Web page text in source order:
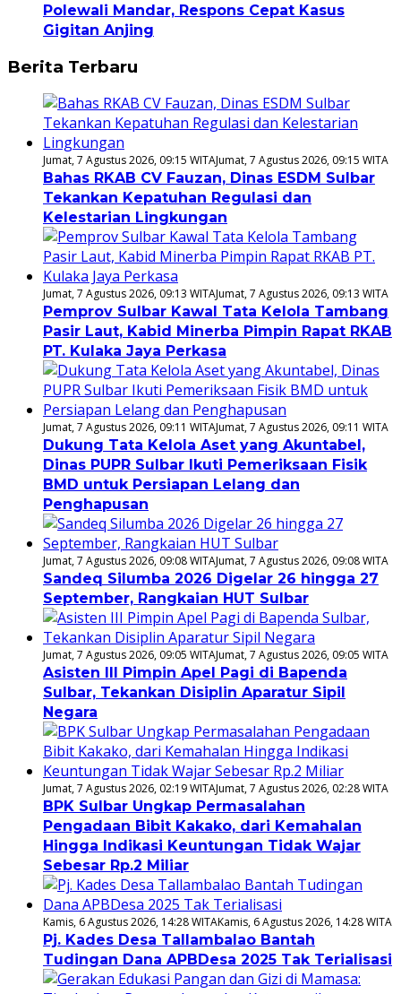
Polewali Mandar, Respons Cepat Kasus
Gigitan Anjing
Berita Terbaru
Jumat, 7 Agustus 2026, 09:15 WITAJumat, 7 Agustus 2026, 09:15 WITA
Bahas RKAB CV Fauzan, Dinas ESDM Sulbar
Tekankan Kepatuhan Regulasi dan
Kelestarian Lingkungan
Jumat, 7 Agustus 2026, 09:13 WITAJumat, 7 Agustus 2026, 09:13 WITA
Pemprov Sulbar Kawal Tata Kelola Tambang
Pasir Laut, Kabid Minerba Pimpin Rapat RKAB
PT. Kulaka Jaya Perkasa
Jumat, 7 Agustus 2026, 09:11 WITAJumat, 7 Agustus 2026, 09:11 WITA
Dukung Tata Kelola Aset yang Akuntabel,
Dinas PUPR Sulbar Ikuti Pemeriksaan Fisik
BMD untuk Persiapan Lelang dan
Penghapusan
Jumat, 7 Agustus 2026, 09:08 WITAJumat, 7 Agustus 2026, 09:08 WITA
Sandeq Silumba 2026 Digelar 26 hingga 27
September, Rangkaian HUT Sulbar
Jumat, 7 Agustus 2026, 09:05 WITAJumat, 7 Agustus 2026, 09:05 WITA
Asisten III Pimpin Apel Pagi di Bapenda
Sulbar, Tekankan Disiplin Aparatur Sipil
Negara
Jumat, 7 Agustus 2026, 02:19 WITAJumat, 7 Agustus 2026, 02:28 WITA
BPK Sulbar Ungkap Permasalahan
Pengadaan Bibit Kakako, dari Kemahalan
Hingga Indikasi Keuntungan Tidak Wajar
Sebesar Rp.2 Miliar
Kamis, 6 Agustus 2026, 14:28 WITAKamis, 6 Agustus 2026, 14:28 WITA
Pj. Kades Desa Tallambalao Bantah
Tudingan Dana APBDesa 2025 Tak Terialisasi